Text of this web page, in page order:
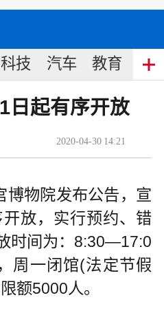
科技 汽车 教育 食
日起有序开放
2020-04-30 14:21
博物院发布公告，宣
放，实行预约、错
时间为：8:30—17:0
周一闭馆(法定节假
额5000人。